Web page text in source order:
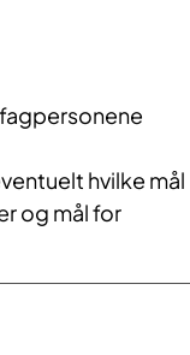
hvilke mål
og mål for